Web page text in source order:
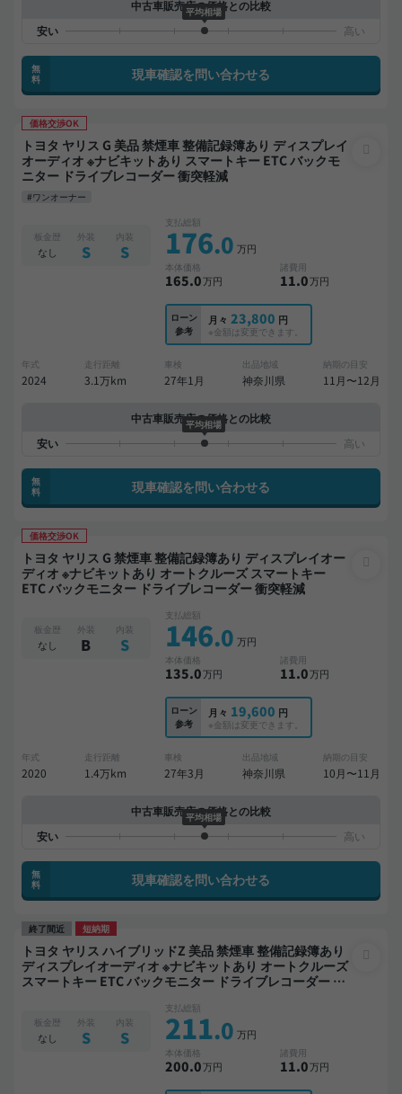
中古車販売店の価格との比較
平均相場
無
料
現車確認を問い合わせる
価格交渉OK
トヨタ ヤリス G 美品 禁煙車 整備記録簿あり ディスプレイ
オーディオ ※ナビキットあり スマートキー ETC バックモ
ニター ドライブレコーダー 衝突軽減
#ワンオーナー
板金歴
なし
外装
S
内装
S
支払総額
176.0 万円
本体価格
165.0万円
諸費用
11.0万円
ローン
参考
月々 23,800 円
※金額は変更できます。
年式
2024
走行距離
3.1万km
車検
27年1月
出品地域
神奈川県
納期の目安
11月〜12月
中古車販売店の価格との比較
平均相場
無
料
現車確認を問い合わせる
価格交渉OK
トヨタ ヤリス G 禁煙車 整備記録簿あり ディスプレイオー
ディオ ※ナビキットあり オートクルーズ スマートキー
ETC バックモニター ドライブレコーダー 衝突軽減
板金歴
なし
外装
B
内装
S
支払総額
146.0 万円
本体価格
135.0万円
諸費用
11.0万円
ローン
参考
月々 19,600 円
※金額は変更できます。
年式
2020
走行距離
1.4万km
車検
27年3月
出品地域
神奈川県
納期の目安
10月〜11月
中古車販売店の価格との比較
平均相場
無
料
現車確認を問い合わせる
終了間近 短納期
トヨタ ヤリス ハイブリッドZ 美品 禁煙車 整備記録簿あり
ディスプレイオーディオ ※ナビキットあり オートクルーズ
スマートキー ETC バックモニター ドライブレコーダー 衝
板金歴
なし
外装
S
内装
S
支払総額
211.0 万円
本体価格
200.0万円
諸費用
11.0万円